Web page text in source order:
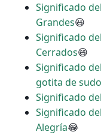
Significado
Grandes😃
Significado
Cerrados😄
Significado
gotita de
Significado
Significado
Alegría😂